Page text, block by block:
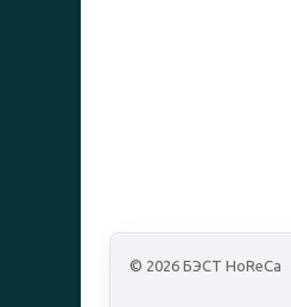
© 2026 БЭСТ HoReCa